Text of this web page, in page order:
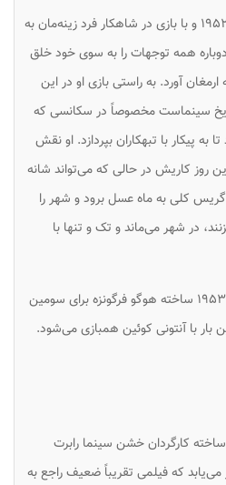
اما تولد دوباره‌گری کوپر در سال ۱۹۵۲ و با بازی در شاهکار فرد زینه‌مان به
دوباره همه توجهات را به سوی خود خلق
آورد. به راستی بازی او در این
سینماست مخصوصاً در سکانسی که
به پیکار با تبهکاران بپردازد. او نقش
روز کاریش در حالی که می‌تواند شانه
کلی به ماه عسل برود و شهر را
در شهر می‌ماند و تک و تنها با
او در وزش وحشی محصول سال ۱۹۵۳ ساخته هوگو فرگونزه برای سومین
بار با آنتونی کوئین همبازی می‌شود.
ساخته کارگردان خشن سینما رابرت
که فیلمی تقریباً ضعیف راجع به